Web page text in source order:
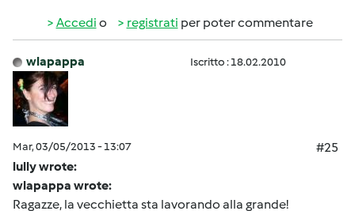
Accedi o registrati per poter commentare
wlapappa Iscritto : 18.02.2010
Mar, 03/05/2013 - 13:07
#25
lully wrote:
wlapappa wrote:
Ragazze, la vecchietta sta lavorando alla grande!